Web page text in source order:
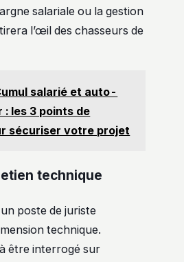
salariale ou la gestion
l’œil des chasseurs de
salarié et auto-
les 3 points de
sécuriser votre projet
technique
poste de juriste
technique.
être interrogé sur